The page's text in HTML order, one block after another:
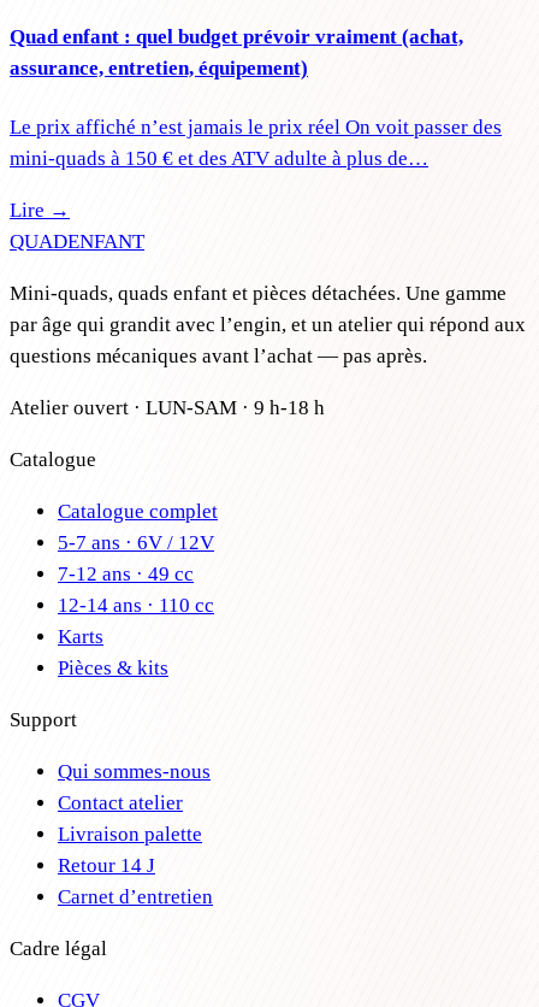
Quad enfant : quel budget prévoir vraiment (achat,
assurance, entretien, équipement)
Le prix affiché n’est jamais le prix réel On voit passer des
mini-quads à 150 € et des ATV adulte à plus de…
Lire →
QUADENFANT
Mini-quads, quads enfant et pièces détachées. Une gamme
par âge qui grandit avec l’engin, et un atelier qui répond aux
questions mécaniques avant l’achat — pas après.
Atelier ouvert · LUN-SAM · 9 h-18 h
Catalogue
Catalogue complet
5-7 ans · 6V / 12V
7-12 ans · 49 cc
12-14 ans · 110 cc
Karts
Pièces & kits
Support
Qui sommes-nous
Contact atelier
Livraison palette
Retour 14 J
Carnet d’entretien
Cadre légal
CGV